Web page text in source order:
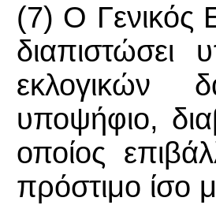
(7) Ο Γενικός
διαπιστώσει
εκλογικών
υποψήφιο,
οποίος
πρόστιμο ίσο